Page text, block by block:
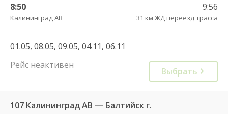
8:50
Калининград АВ
9:56
31 км ЖД переезд трасса
01.05, 08.05, 09.05, 04.11, 06.11
Рейс неактивен
Выбрать
107 Калининград АВ — Балтийск г.